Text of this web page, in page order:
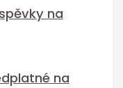
na
na